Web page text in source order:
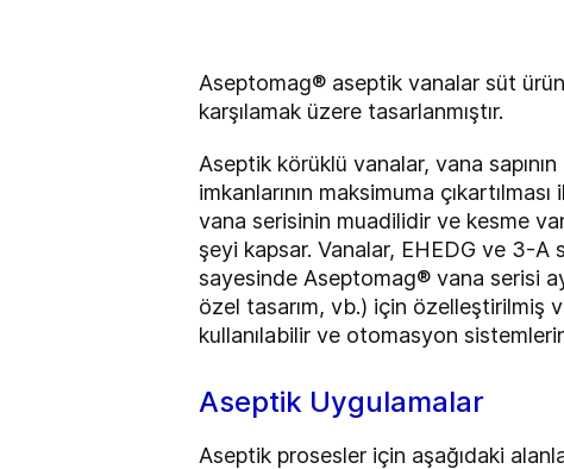
Aseptomag® aseptik vanalar süt
karşılamak üzere tasarlanmıştır.
Aseptik körüklü vanalar, vana
imkanlarının maksimuma
vana serisinin muadilidir ve kesme
şeyi kapsar. Vanalar, EHEDG ve 3-A
sayesinde Aseptomag® vana serisi
özel tasarım, vb.) için özelleştirilmiş
kullanılabilir ve otomasyon
Aseptik Uygulamalar
Aseptik prosesler için aşağıdaki